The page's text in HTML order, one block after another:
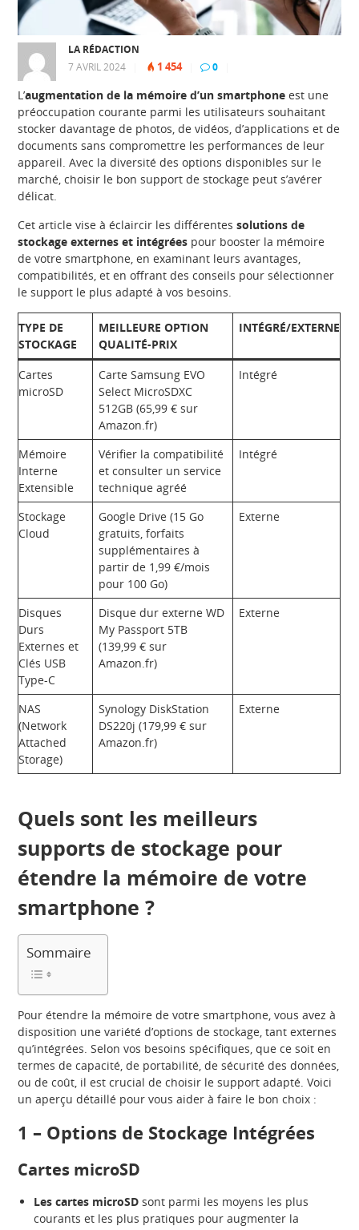
LA RÉDACTION
7 AVRIL 2024
1 454 0
L’augmentation de la mémoire d’un smartphone est une
préoccupation courante parmi les utilisateurs souhaitant
stocker davantage de photos, de vidéos, d’applications et de
documents sans compromettre les performances de leur
appareil. Avec la diversité des options disponibles sur le
marché, choisir le bon support de stockage peut s’avérer
délicat.
Cet article vise à éclaircir les différentes solutions de
stockage externes et intégrées pour booster la mémoire
de votre smartphone, en examinant leurs avantages,
compatibilités, et en offrant des conseils pour sélectionner
le support le plus adapté à vos besoins.
TYPE DE
STOCKAGE
MEILLEURE OPTION
QUALITÉ-PRIX
INTÉGRÉ/EXTERNE
Cartes
microSD
Carte Samsung EVO
Select MicroSDXC
512GB (65,99 € sur
Amazon.fr)
Intégré
Mémoire
Interne
Extensible
Vérifier la compatibilité
et consulter un service
technique agréé
Intégré
Stockage
Cloud
Google Drive (15 Go
gratuits, forfaits
supplémentaires à
partir de 1,99 €/mois
pour 100 Go)
Externe
Disques
Durs
Externes et
Clés USB
Type-C
Disque dur externe WD
My Passport 5TB
(139,99 € sur
Amazon.fr)
Externe
NAS
(Network
Attached
Storage)
Synology DiskStation
DS220j (179,99 € sur
Amazon.fr)
Externe
Quels sont les meilleurs
supports de stockage pour
étendre la mémoire de votre
smartphone ?
Sommaire
Pour étendre la mémoire de votre smartphone, vous avez à
disposition une variété d’options de stockage, tant externes
qu’intégrées. Selon vos besoins spécifiques, que ce soit en
termes de capacité, de portabilité, de sécurité des données,
ou de coût, il est crucial de choisir le support adapté. Voici
un aperçu détaillé pour vous aider à faire le bon choix :
1 – Options de Stockage Intégrées
Cartes microSD
Les cartes microSD sont parmi les moyens les plus
courants et les plus pratiques pour augmenter la